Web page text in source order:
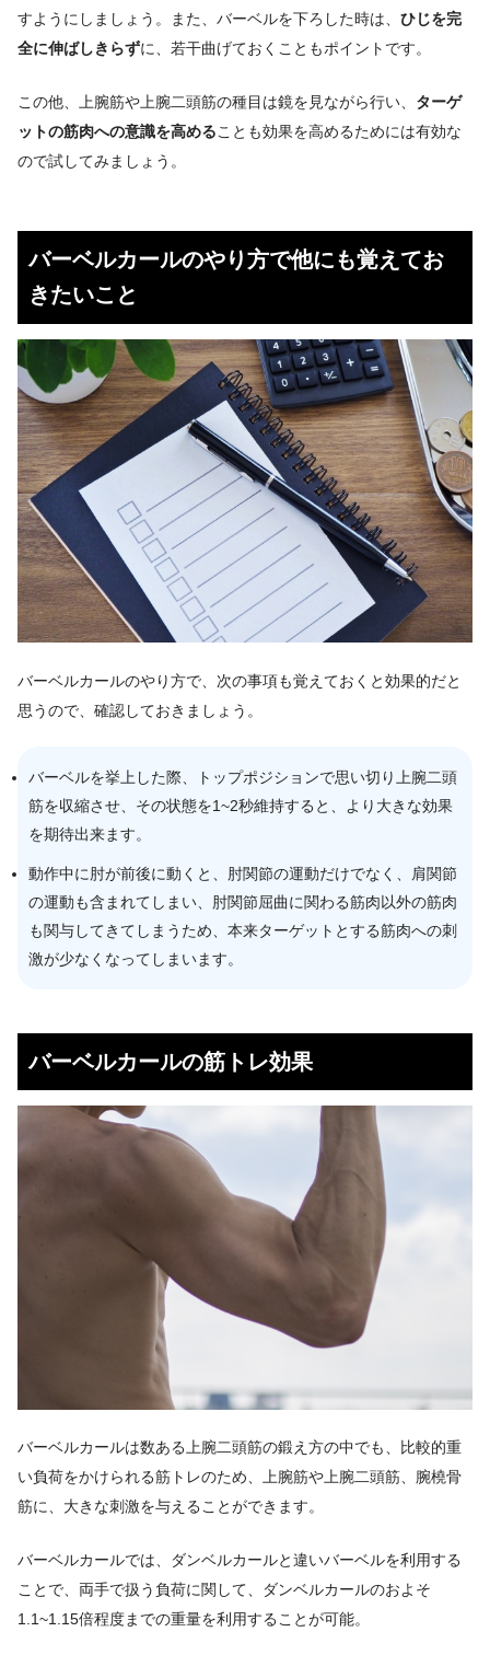
すようにしましょう。また、バーベルを下ろした時は、 ひじを完
全に伸ばしきらずに、若干曲げておくこともポイントです。
この他、上腕筋や上腕二頭筋の種目は鏡を見ながら行い、 ターゲ
ットの筋肉への意識を高めることも効果を高めるためには有効な
ので試してみましょう。
バーベルカールのやり方で他にも覚えてお
きたいこと
バーベルカールのやり方で、次の事項も覚えておくと効果的だと
思うので、確認しておきましょう。
バーベルを挙上した際、トップポジションで思い切り上腕二頭
筋を収縮させ、その状態を1~2秒維持すると、より大きな効果
を期待出来ます。
動作中に肘が前後に動くと、肘関節の運動だけでなく、肩関節
の運動も含まれてしまい、肘関節屈曲に関わる筋肉以外の筋肉
も関与してきてしまうため、本来ターゲットとする筋肉への刺
激が少なくなってしまいます。
バーベルカールの筋トレ効果
バーベルカールは数ある上腕二頭筋の鍛え方の中でも、比較的重
い負荷をかけられる筋トレのため、上腕筋や上腕二頭筋、腕橈骨
筋に、大きな刺激を与えることができます。
バーベルカールでは、ダンベルカールと違いバーベルを利用する
ことで、両手で扱う負荷に関して、ダンベルカールのおよそ
1.1~1.15倍程度までの重量を利用することが可能。